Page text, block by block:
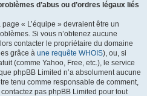
d’abus ou d’ordres légaux liés
« L’équipe » devraient être un
Si vous n’obtenez aucune
contacter le propriétaire du domaine
grâce à une requête WHOIS), ou, si
(comme Yahoo, Free, etc.), le service
phpBB Limited n’a absolument aucune
tenu comme responsable de comment,
pas phpBB Limited pour tout